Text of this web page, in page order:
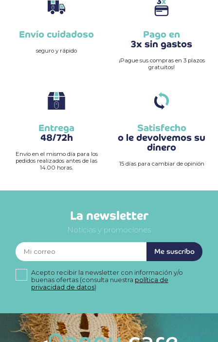
Envío cuidadoso
seguro y rápido
Pago en
3x sin gastos
¡Pague sus compras en 3 plazos
gratuitos!
Entrega
48/72h
Envío en el mismo día para los
pedidos realizados antes de las
14.00 horas.
Satisfecho
o le devolvemos su
dinero
15 días para cambiar de opinión
La newsletter
Noticias y promociones
Me suscribo
Acepto recibir la newsletter con información y/o
buenas ofertas (consulta nuestra política de
privacidad de datos)